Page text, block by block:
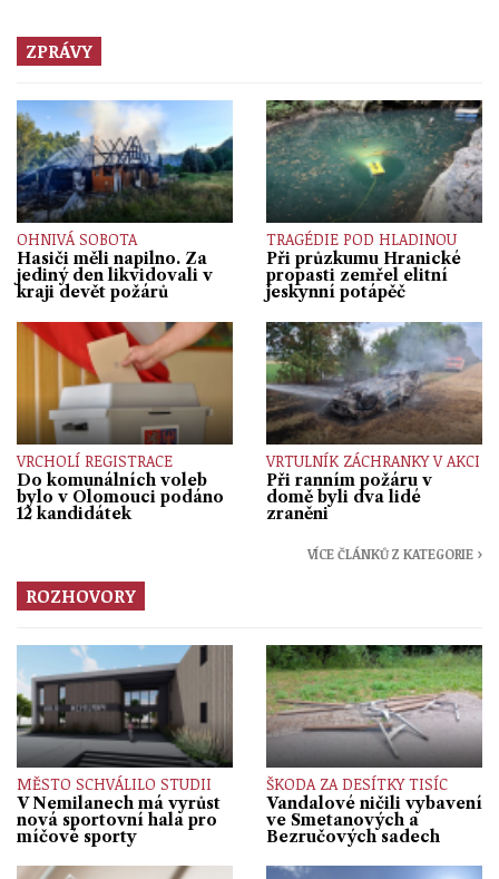
ZPRÁVY
OHNIVÁ SOBOTA
Hasiči měli napilno. Za
jediný den likvidovali v
kraji devět požárů
TRAGÉDIE POD HLADINOU
Při průzkumu Hranické
propasti zemřel elitní
jeskynní potápěč
VRCHOLÍ REGISTRACE
Do komunálních voleb
bylo v Olomouci podáno
12 kandidátek
VRTULNÍK ZÁCHRANKY V AKCI
Při ranním požáru v
domě byli dva lidé
zraněni
VÍCE ČLÁNKŮ Z KATEGORIE ›
ROZHOVORY
MĚSTO SCHVÁLILO STUDII
V Nemilanech má vyrůst
nová sportovní hala pro
míčové sporty
ŠKODA ZA DESÍTKY TISÍC
Vandalové ničili vybavení
ve Smetanových a
Bezručových sadech